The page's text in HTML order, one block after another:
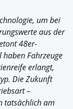
um bei
aus der
48er-
haben Fahrzeuge
erlangt,
Die Zukunft
–
tatsächlich am